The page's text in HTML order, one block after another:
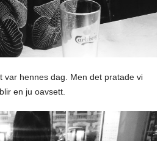
var hennes dag. Men det pratade vi
en ju oavsett.